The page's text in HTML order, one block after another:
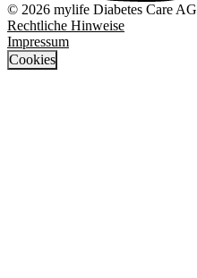
© 2026 mylife Diabetes Care AG
Rechtliche Hinweise
Impressum
Cookies